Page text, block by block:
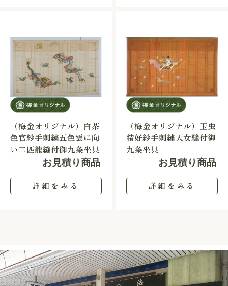
（梅金オリジナル）白茶
色官紗手刺繍五色雲に向
い二匹龍縫付御九条坐具
お見積り商品
詳細をみる
（梅金オリジナル）玉虫
精好紗手刺繍天女縫付御
九条坐具
お見積り商品
詳細をみる